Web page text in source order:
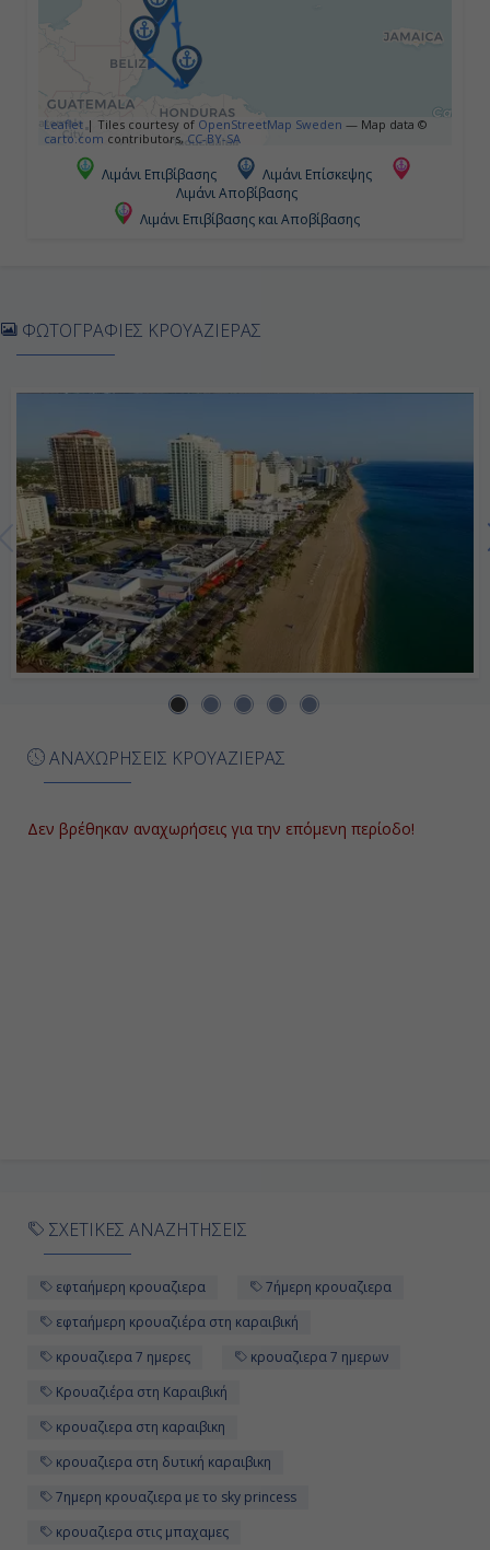
Μπελίζ, Μπελίζ
07:00
Κόστα Μάγια, Μεξικό
Ημέρα 7η
Αποβίβαση
Leaflet | Tiles courtesy of OpenStreetMap Sweden — Map data ©
carto.com contributors, CC-BY-SA
Λιμάνι Επιβίβασης
Λιμάνι Επίσκεψης
Λιμάνι Αποβίβασης
Λιμάνι Επιβίβασης και Αποβίβασης
ΑΝΑΧΩΡΗΣΕΙΣ ΚΡΟΥΑΖΙΕΡΑΣ
Δεν βρέθηκαν αναχωρήσεις για την επόμενη περίοδο!
ΦΩΤΟΓΡΑΦΙΕΣ ΚΡΟΥΑΖΙΕΡΑΣ
ΣΧΕΤΙΚΕΣ ΑΝΑΖΗΤΗΣΕΙΣ
εφταήμερη κρουαζιερα
7ήμερη κρουαζιερα
εφταήμερη κρουαζιέρα στη καραιβική
κρουαζιερα 7 ημερες
κρουαζιερα 7 ημερων
Κρουαζιέρα στη Καραιβική
κρουαζιερα στη καραιβικη
κρουαζιερα στη δυτική καραιβικη
7ημερη κρουαζιερα με το sky princess
κρουαζιερα στις μπαχαμες